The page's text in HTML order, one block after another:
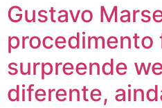
Gustavo
procedimento
surpreende
diferente,